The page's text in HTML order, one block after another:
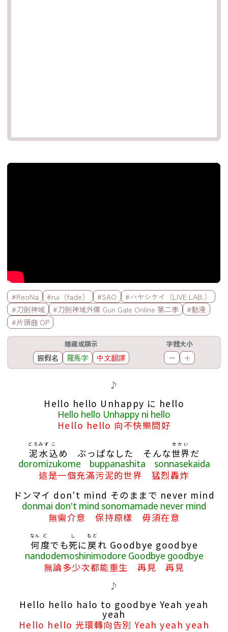
官方Youtube影片
標籤欄
#ReoNa #rui（fade） #SAO
#ハヤシケイ（LIVE LAB.）
#刀劍神域
#刀劍神域外傳 Gun Gale Online 第二季
#動漫
#片頭曲 OP
隱藏或顯示
振假名 羅馬字 中文翻譯
字體大小
－ ＋
♪
Hello hello Unhappy に hello
Hello hello Unhappy ni hello
Hello hello 向不快樂問好
泥
どろ
水
みず
込
こ
め ぶっぱなした そんな世界
せかい
だ
doromizukome buppanashita sonnasekaida
這是一個充滿污泥的世界 猛烈轟炸
ドンマイ don't mind そのままで never mind
donmai don't mind sonomamade never mind
無需介意 保持原樣 毋須在意
何
なん
度
ど
でも死
し
に戻
もど
れ Goodbye goodbye
nandodemoshinimodore Goodbye goodbye
無論多少次都能重生 再見 再見
♪
Hello hello halo to goodbye Yeah yeah
yeah
Hello hello 光環轉向告別 Yeah yeah yeah